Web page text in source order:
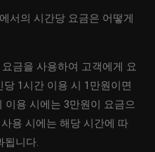
서의 시간당 요금은 어떻게
금을 사용하여 고객에게 요
1시간 이용 시 1만원이면
이용 시에는 3만원이 요금으
용 시에는 해당 시간에 따
됩니다.